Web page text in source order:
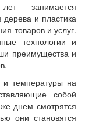
занимается
дерева и пластика
товаров и услуг.
технологии и
преимущества и
и температуры на
собой
днем смотрятся
они становятся